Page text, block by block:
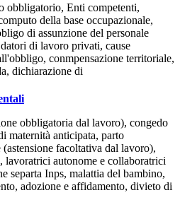
obbligatorio, Enti competenti,
della base occupazionale,
di assunzione del personale
di lavoro privati, cause
conmpensazione territoriale,
dichiarazione di
obbligatoria dal lavoro), congedo
maternità anticipata, parto
facoltativa dal lavoro),
lavoratrici autonome e collaboratrici
separta Inps, malattia del bambino,
adozione e affidamento, divieto di